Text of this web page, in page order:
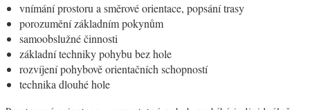
vnímání prostoru a směrové orientace, popsání trasy
porozumění základním pokynům
samoobslužné činnosti
základní techniky pohybu bez hole
rozvíjení pohybově orientačních schopností
technika dlouhé hole